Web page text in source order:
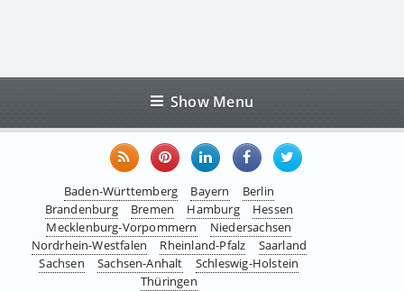
Show Menu
Baden-Württemberg Bayern
Berlin
Brandenburg
Bremen Hamburg
Hessen
Mecklenburg-Vorpommern
Niedersachsen
Nordrhein-Westfalen
Rheinland-Pfalz
Saarland
Sachsen
Sachsen-Anhalt
Schleswig-Holstein
Thüringen